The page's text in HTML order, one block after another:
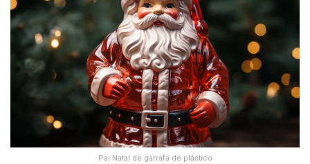
Pai Natal de garrafa de plástico